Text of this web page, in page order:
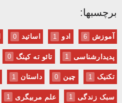
برچسبها:
آموزش 6 ادو 1 اساتید 0
پدیدارشناسی 1 تائو ته کینگ 0
تکنیک 1 چین 0 داستان 1
سبک زندگی 1 علم مربیگری 1